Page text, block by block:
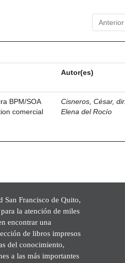
Anterior
Autor(es)
BPM/SOA
comercial
Cisneros, César, dir.
Elena del Rocío
San Francisco de Quito,
la atención de miles
encontrar una
de libros impresos
del conocimiento,
a las más importantes